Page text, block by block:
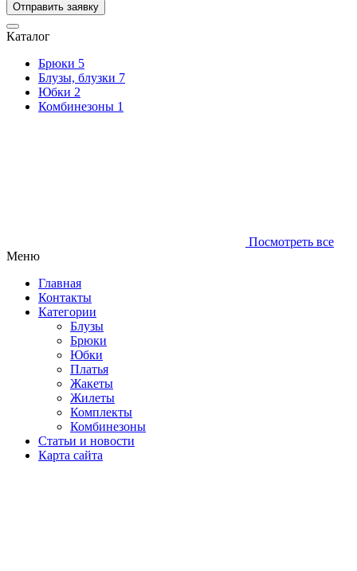
Отправить заявку
Каталог
Брюки 5
Блузы, блузки 7
Юбки 2
Комбинезоны 1
Посмотреть все
Меню
Главная
Контакты
Категории
Блузы
Брюки
Юбки
Платья
Жакеты
Жилеты
Комплекты
Комбинезоны
Статьи и новости
Карта сайта